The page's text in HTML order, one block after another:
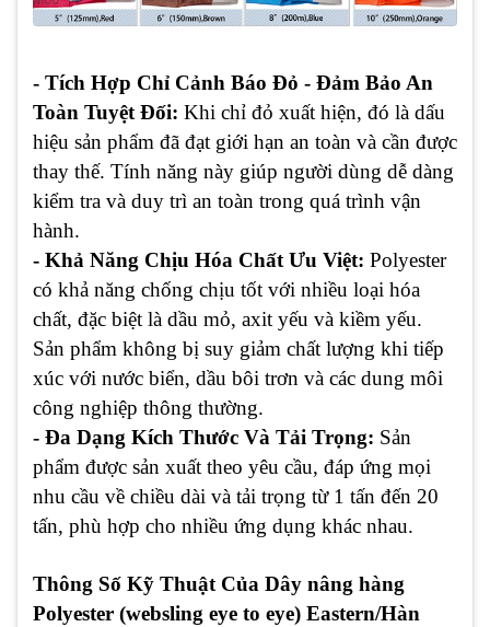
- Tích Hợp Chỉ Cảnh Báo Đỏ - Đảm Bảo An
Toàn Tuyệt Đối: Khi chỉ đỏ xuất hiện, đó là dấu
hiệu sản phẩm đã đạt giới hạn an toàn và cần được
thay thế. Tính năng này giúp người dùng dễ dàng
kiểm tra và duy trì an toàn trong quá trình vận
hành.
- Khả Năng Chịu Hóa Chất Ưu Việt: Polyester
có khả năng chống chịu tốt với nhiều loại hóa
chất, đặc biệt là dầu mỏ, axit yếu và kiềm yếu.
Sản phẩm không bị suy giảm chất lượng khi tiếp
xúc với nước biển, dầu bôi trơn và các dung môi
công nghiệp thông thường.
- Đa Dạng Kích Thước Và Tải Trọng: Sản
phẩm được sản xuất theo yêu cầu, đáp ứng mọi
nhu cầu về chiều dài và tải trọng từ 1 tấn đến 20
tấn, phù hợp cho nhiều ứng dụng khác nhau.
Thông Số Kỹ Thuật Của Dây nâng hàng
Polyester (websling eye to eye) Eastern/Hàn